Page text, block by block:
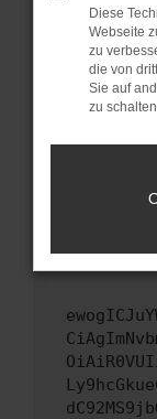
sind.
Veraltete
führen,
Wende
Wenn du
hast,
uns
Diese
Webseite
zu
die von
Sie auf
zu